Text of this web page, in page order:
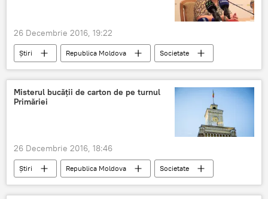
26 Decembrie 2016, 19:22
Știri Republica Moldova
Societate
Chișinău
Tatiana Nagnibeda-Tverdohleb
școli
scandal
grădinițe
plecare
Misterul bucății de carton de pe turnul
Primăriei
26 Decembrie 2016, 18:46
Știri Republica Moldova
Societate
Vadim Brânzaniuc
Primăria Chișinău